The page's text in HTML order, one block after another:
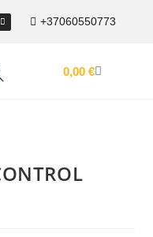
+37060550773
0,00 €